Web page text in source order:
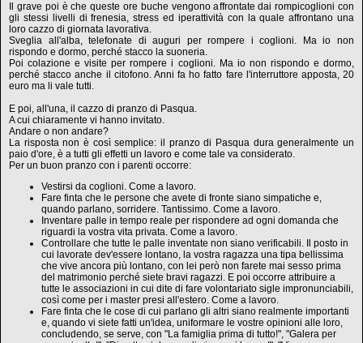
Il grave poi è che queste ore buche vengono affrontate dai rompicoglioni con
gli stessi livelli di frenesia, stress ed iperattività con la quale affrontano una
loro cazzo di giornata lavorativa.
Sveglia all'alba, telefonate di auguri per rompere i coglioni. Ma io non
rispondo e dormo, perché stacco la suoneria.
Poi colazione e visite per rompere i coglioni. Ma io non rispondo e dormo,
perché stacco anche il citofono. Anni fa ho fatto fare l'interruttore apposta, 20
euro ma li vale tutti.
E poi, all'una, il cazzo di pranzo di Pasqua.
A cui chiaramente vi hanno invitato.
Andare o non andare?
La risposta non è così semplice: il pranzo di Pasqua dura generalmente un
paio d'ore, è a tutti gli effetti un lavoro e come tale va considerato.
Per un buon pranzo con i parenti occorre:
Vestirsi da coglioni. Come a lavoro.
Fare finta che le persone che avete di fronte siano simpatiche e,
quando parlano, sorridere. Tantissimo. Come a lavoro.
Inventare palle in tempo reale per rispondere ad ogni domanda che
riguardi la vostra vita privata. Come a lavoro.
Controllare che tutte le palle inventate non siano verificabili. Il posto in
cui lavorate dev'essere lontano, la vostra ragazza una tipa bellissima
che vive ancora più lontano, con lei però non farete mai sesso prima
del matrimonio perché siete bravi ragazzi. E poi occorre attribuire a
tutte le associazioni in cui dite di fare volontariato sigle impronunciabili,
così come per i master presi all'estero. Come a lavoro.
Fare finta che le cose di cui parlano gli altri siano realmente importanti
e, quando vi siete fatti un'idea, uniformare le vostre opinioni alle loro,
concludendo, se serve, con "La famiglia prima di tutto!", "Galera per